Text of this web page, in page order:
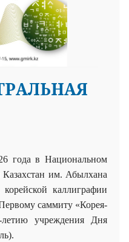
года в Национальном
Казахстан им. Абылхана
корейской каллиграфии
саммиту «Корея-
учреждения Дня